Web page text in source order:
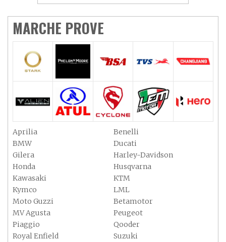
MARCHE PROVE
Aprilia
Benelli
BMW
Ducati
Gilera
Harley-Davidson
Honda
Husqvarna
Kawasaki
KTM
Kymco
LML
Moto Guzzi
Betamotor
MV Agusta
Peugeot
Piaggio
Qooder
Royal Enfield
Suzuki